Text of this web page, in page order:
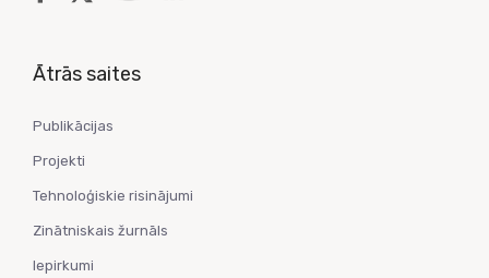
Ātrās saites
Publikācijas
Projekti
Tehnoloģiskie risinājumi
Zinātniskais žurnāls
Iepirkumi